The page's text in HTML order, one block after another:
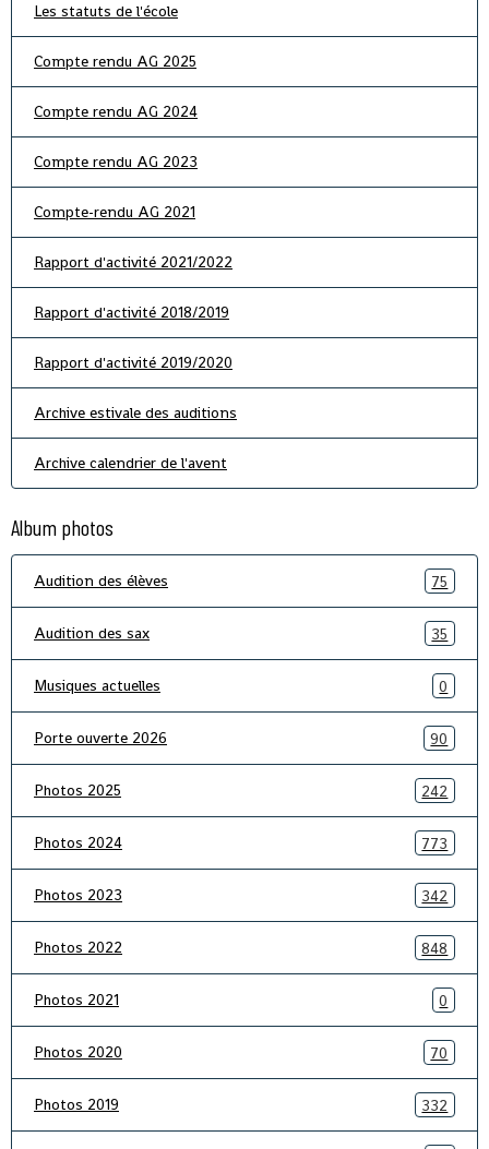
Les statuts de l'école
Compte rendu AG 2025
Compte rendu AG 2024
Compte rendu AG 2023
Compte-rendu AG 2021
Rapport d'activité 2021/2022
Rapport d'activité 2018/2019
Rapport d'activité 2019/2020
Archive estivale des auditions
Archive calendrier de l'avent
Album photos
Audition des élèves 75
Audition des sax 35
Musiques actuelles 0
Porte ouverte 2026 90
Photos 2025 242
Photos 2024 773
Photos 2023 342
Photos 2022 848
Photos 2021 0
Photos 2020 70
Photos 2019 332